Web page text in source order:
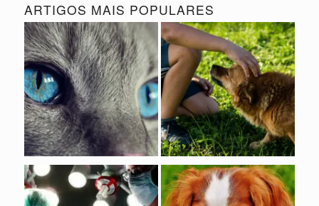
ARTIGOS MAIS POPULARES